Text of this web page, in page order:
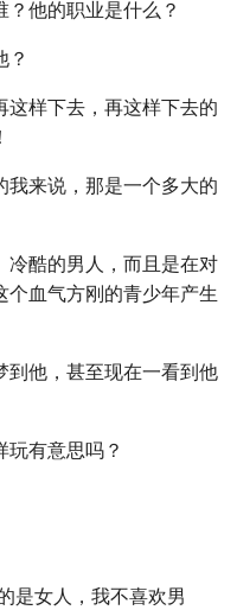
他的职业是什么？
？
这样下去，再这样下去的
我来说，那是一个多大的
冷酷的男人，而且是在对
个血气方刚的青少年产生
到他，甚至现在一看到他
玩有意思吗？
是女人，我不喜欢男